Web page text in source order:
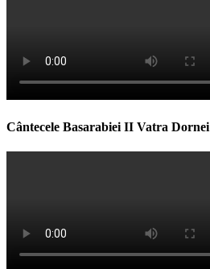
Cântecele Basarabiei II Vatra Dornei